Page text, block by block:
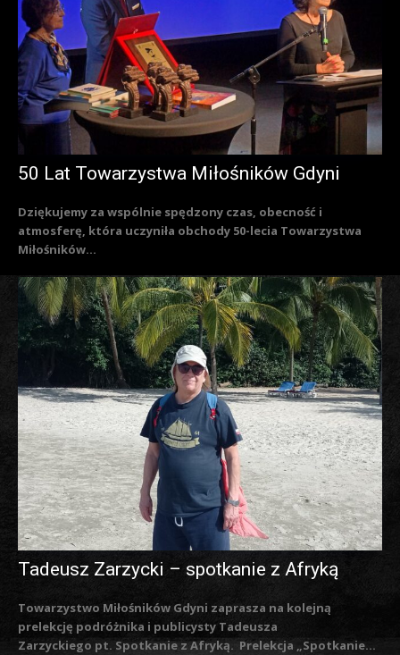
50 Lat Towarzystwa Miłośników Gdyni
Dziękujemy za wspólnie spędzony czas, obecność i
atmosferę, która uczyniła obchody 50-lecia Towarzystwa
Miłośników...
Tadeusz Zarzycki – spotkanie z Afryką
Towarzystwo Miłośników Gdyni zaprasza na kolejną
prelekcję podróżnika i publicysty Tadeusza
Zarzyckiego pt. Spotkanie z Afryką. Prelekcja „Spotkanie...